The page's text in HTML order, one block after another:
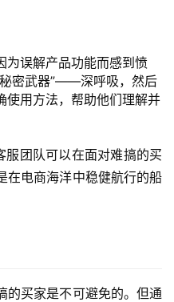
为误解产品功能而感到愤
密武器”——深呼吸，然后
使用方法，帮助他们理解并
服团队可以在面对难搞的买
在电商海洋中稳健航行的船
的买家是不可避免的。但通